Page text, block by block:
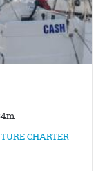
CHARTER